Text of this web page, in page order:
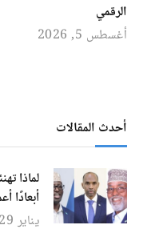
الرقمي
أغسطس 5, 2026
أحدث المقالات
لماذا
أبعادًا
يناير 29, 2025